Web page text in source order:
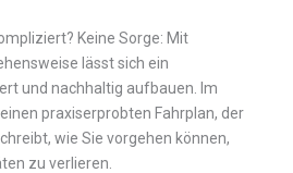
Keine Sorge: Mit
lässt sich ein
und nachhaltig aufbauen. Im
praxiserprobten Fahrplan, der
wie Sie vorgehen können,
zu verlieren.